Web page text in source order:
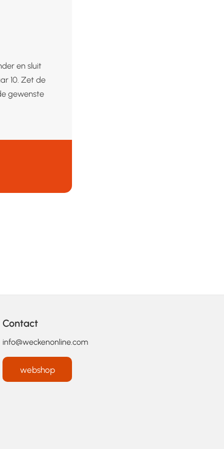
en sluit
10. Zet de
gewenste
Contact
info@weckenonline.com
webshop